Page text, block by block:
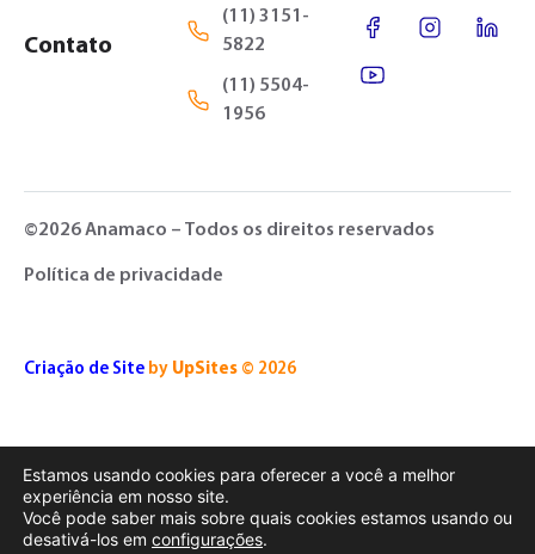
Contato
(11) 3151-
5822
(11) 5504-
1956
©2026 Anamaco – Todos os direitos reservados
Política de privacidade
Criação de Site by UpSites © 2026
Estamos usando cookies para oferecer a você a melhor
experiência em nosso site.
Você pode saber mais sobre quais cookies estamos usando ou
desativá-los em configurações.